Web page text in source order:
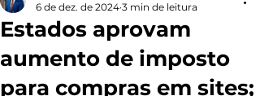
Estados aprovam
aumento de imposto
para compras em sites;
6 de dez. de 2024 3 min de leitura